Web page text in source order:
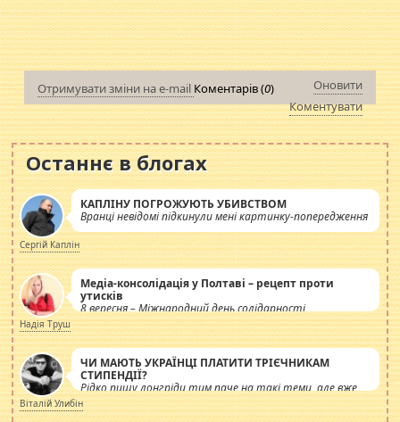
Отримувати зміни на e-mail Коментарів (0)
Оновити
Коментувати
Останнє в блогах
КАПЛІНУ ПОГРОЖУЮТЬ УБИВСТВОМ
Вранці невідомі підкинули мені картинку-попередження
Сергій Каплін
Медіа-консолідація у Полтаві – рецепт проти
утисків
8 вересня – Міжнародний день солідарності
журналістів.
Надія Труш
ЧИ МАЮТЬ УКРАЇНЦІ ПЛАТИТИ ТРІЄЧНИКАМ
СТИПЕНДІЇ?
Рідко пишу лонгріди тим паче на такі теми, але вже
просто дістало! Обурюють сьогоднішні інсенуації
навколо стипендіального питання. Штучно
Віталій Улибін